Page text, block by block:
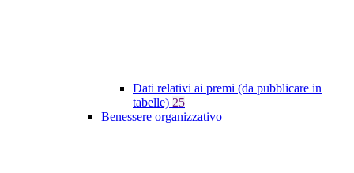
Dati relativi ai premi (da pubblicare in
tabelle) 25
Benessere organizzativo